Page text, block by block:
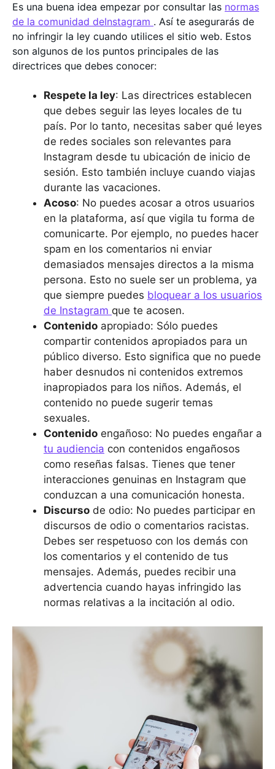
Es una buena idea empezar por consultar las normas
de la comunidad deInstagram . Así te asegurarás de
no infringir la ley cuando utilices el sitio web. Estos
son algunos de los puntos principales de las
directrices que debes conocer:
Respete la ley: Las directrices establecen
que debes seguir las leyes locales de tu
país. Por lo tanto, necesitas saber qué leyes
de redes sociales son relevantes para
Instagram desde tu ubicación de inicio de
sesión. Esto también incluye cuando viajas
durante las vacaciones.
Acoso: No puedes acosar a otros usuarios
en la plataforma, así que vigila tu forma de
comunicarte. Por ejemplo, no puedes hacer
spam en los comentarios ni enviar
demasiados mensajes directos a la misma
persona. Esto no suele ser un problema, ya
que siempre puedes bloquear a los usuarios
de Instagram que te acosen.
Contenido apropiado: Sólo puedes
compartir contenidos apropiados para un
público diverso. Esto significa que no puede
haber desnudos ni contenidos extremos
inapropiados para los niños. Además, el
contenido no puede sugerir temas
sexuales.
Contenido engañoso: No puedes engañar a
tu audiencia con contenidos engañosos
como reseñas falsas. Tienes que tener
interacciones genuinas en Instagram que
conduzcan a una comunicación honesta.
Discurso de odio: No puedes participar en
discursos de odio o comentarios racistas.
Debes ser respetuoso con los demás con
los comentarios y el contenido de tus
mensajes. Además, puedes recibir una
advertencia cuando hayas infringido las
normas relativas a la incitación al odio.